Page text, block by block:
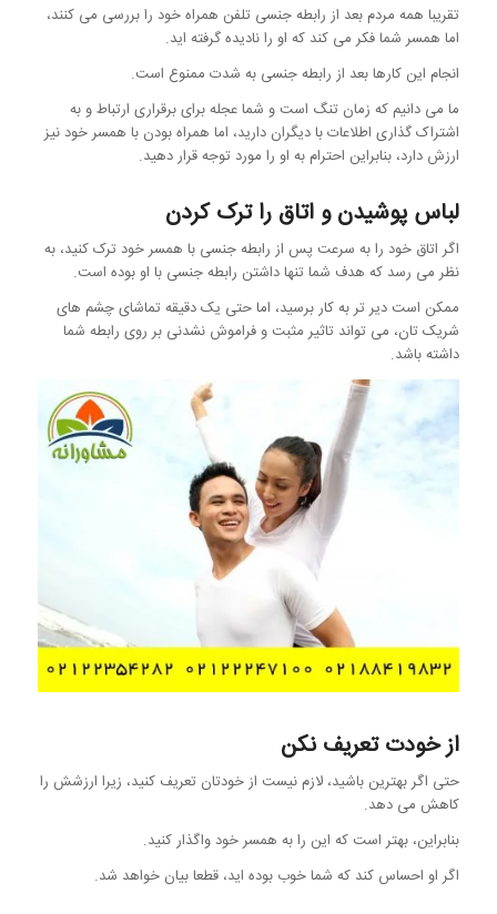
تقریبا همه مردم بعد از رابطه جنسی تلفن همراه خود را بررسی می کنند،
اما همسر شما فکر می کند که او را نادیده گرفته اید.
انجام این کارها بعد از رابطه جنسی به شدت ممنوع است.
ما می دانیم که زمان تنگ است و شما عجله برای برقراری ارتباط و به
اشتراک گذاری اطلاعات با دیگران دارید، اما همراه بودن با همسر خود نیز
ارزش دارد، بنابراین احترام به او را مورد توجه قرار دهید.
لباس پوشیدن و اتاق را ترک کردن
اگر اتاق خود را به سرعت پس از رابطه جنسی با همسر خود ترک کنید، به
نظر می رسد که هدف شما تنها داشتن رابطه جنسی با او بوده است.
ممکن است دیر تر به کار برسید، اما حتی یک دقیقه تماشای چشم های
شریک تان، می تواند تاثیر مثبت و فراموش نشدنی بر روی رابطه شما
داشته باشد.
از خودت تعریف نکن
حتی اگر بهترین باشید، لازم نیست از خودتان تعریف کنید، زیرا ارزشش را
کاهش می دهد.
بنابراین، بهتر است که این را به همسر خود واگذار کنید.
اگر او احساس کند که شما خوب بوده اید، قطعا بیان خواهد شد.